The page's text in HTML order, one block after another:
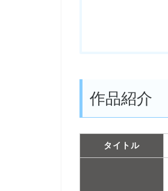
作品紹介
タイトル